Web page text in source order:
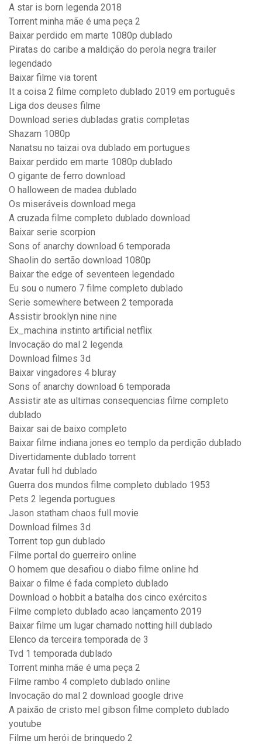
A star is born legenda 2018
Torrent minha mãe é uma peça 2
Baixar perdido em marte 1080p dublado
Piratas do caribe a maldição do perola negra trailer
legendado
Baixar filme via torent
It a coisa 2 filme completo dublado 2019 em português
Liga dos deuses filme
Download series dubladas gratis completas
Shazam 1080p
Nanatsu no taizai ova dublado em portugues
Baixar perdido em marte 1080p dublado
O gigante de ferro download
O halloween de madea dublado
Os miseráveis download mega
A cruzada filme completo dublado download
Baixar serie scorpion
Sons of anarchy download 6 temporada
Shaolin do sertão download 1080p
Baixar the edge of seventeen legendado
Eu sou o numero 7 filme completo dublado
Serie somewhere between 2 temporada
Assistir brooklyn nine nine
Ex_machina instinto artificial netflix
Invocação do mal 2 legenda
Download filmes 3d
Baixar vingadores 4 bluray
Sons of anarchy download 6 temporada
Assistir ate as ultimas consequencias filme completo
dublado
Baixar sai de baixo completo
Baixar filme indiana jones eo templo da perdição dublado
Divertidamente dublado torrent
Avatar full hd dublado
Guerra dos mundos filme completo dublado 1953
Pets 2 legenda portugues
Jason statham chaos full movie
Download filmes 3d
Torrent top gun dublado
Filme portal do guerreiro online
O homem que desafiou o diabo filme online hd
Baixar o filme é fada completo dublado
Download o hobbit a batalha dos cinco exércitos
Filme completo dublado acao lançamento 2019
Baixar filme um lugar chamado notting hill dublado
Elenco da terceira temporada de 3
Tvd 1 temporada dublado
Torrent minha mãe é uma peça 2
Filme rambo 4 completo dublado online
Invocação do mal 2 download google drive
A paixão de cristo mel gibson filme completo dublado
youtube
Filme um herói de brinquedo 2